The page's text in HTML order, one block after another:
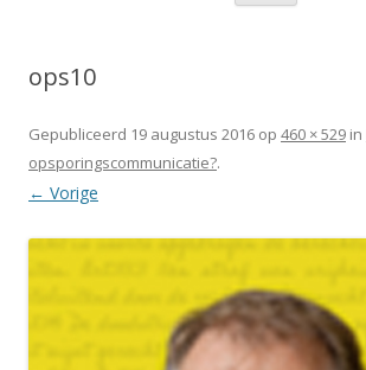
inhoud
ops10
Gepubliceerd 19 augustus 2016 op 460 × 529 in
opsporingscommunicatie?.
← Vorige